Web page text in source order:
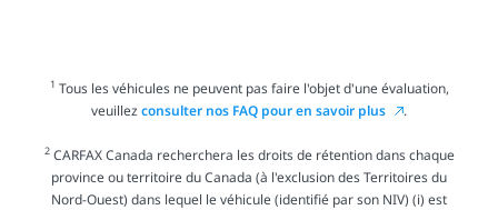
1 Tous les véhicules ne peuvent pas faire l'objet d'une évaluation,
veuillezconsulter nos FAQ pour en savoir plus .
2CARFAX Canada recherchera les droits de rétention dans chaque
province ou territoire du Canada (à l'exclusion des Territoires du
Nord-Ouest) dans lequel le véhicule (identifié par son NIV) (i) est